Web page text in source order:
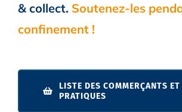
& collect. Soutenez-les
confinement !
LISTE DES COMMERÇANTS
PRATIQUES